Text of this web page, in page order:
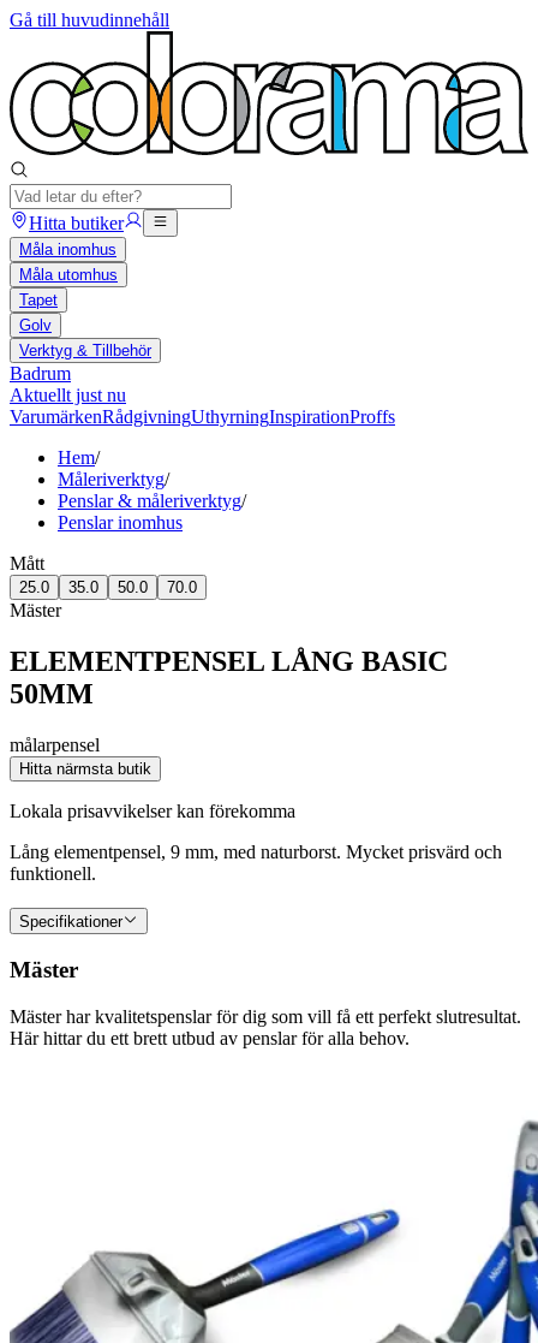
Gå till huvudinnehåll
Hitta butiker
Måla inomhus
Måla utomhus
Tapet
Golv
Verktyg & Tillbehör
Badrum
Aktuellt just nu
VarumärkenRådgivningUthyrningInspirationProffs
Hem/
Måleriverktyg/
Penslar & måleriverktyg/
Penslar inomhus
Mått
25.0 35.0 50.0 70.0
Mäster
ELEMENTPENSEL LÅNG BASIC
50MM
målarpensel
Hitta närmsta butik
Lokala prisavvikelser kan förekomma
Lång elementpensel, 9 mm, med naturborst. Mycket prisvärd och
funktionell.
Specifikationer
Mäster
Mäster har kvalitetspenslar för dig som vill få ett perfekt slutresultat.
Här hittar du ett brett utbud av penslar för alla behov.